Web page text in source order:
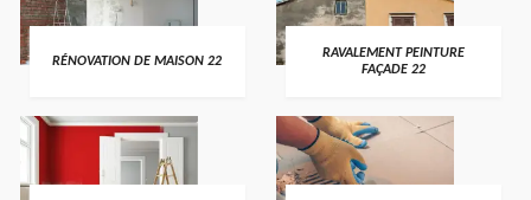
RÉNOVATION DE MAISON 22
RAVALEMENT PEINTURE
FAÇADE 22